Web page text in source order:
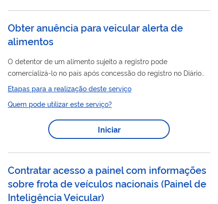
Obter anuência para veicular alerta de
alimentos
O detentor de um alimento sujeito a registro pode
comercializá-lo no país após concessão do registro no Diário
Oficial da União (DOU). Nesse serviço, a empresa previamente
cadastrada na Anvisa acessa o sistema de peticionamento,
gera uma petição de interesse, submete as informações
técnicas previstas nos regulamentos específicos, gera uma
Taxa de Fiscalização em Vigilância Sanitária, realiza o
informações do produto são analisadas pela equipe...
Etapas para a realização deste serviço
Quem pode utilizar este serviço?
Iniciar
Contratar acesso a painel com informações
sobre frota de veículos nacionais (Painel de
Inteligência Veicular)